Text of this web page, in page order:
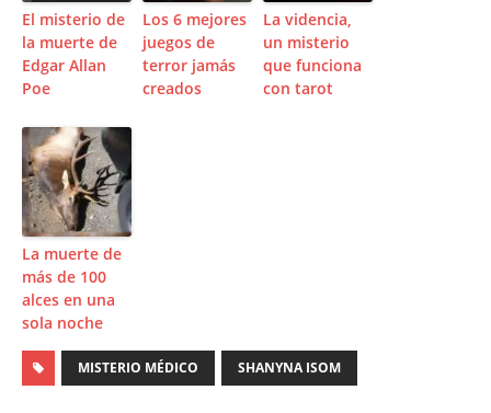
El misterio de
la muerte de
Edgar Allan
Poe
Los 6 mejores
juegos de
terror jamás
creados
La videncia,
un misterio
que funciona
con tarot
La muerte de
más de 100
alces en una
sola noche
MISTERIO MÉDICO SHANYNA ISOM